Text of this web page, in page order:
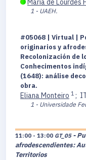
María de Lourdes
1 - UAEH.
#05068 | Virtual |
originarios y
Recolonización de
Conhecimentos
(1648): análise
obra.
Eliana Monteiro 1 ;
1 - Universidade
11:00 - 13:00 GT_05 -
afrodescendientes:
Territorios